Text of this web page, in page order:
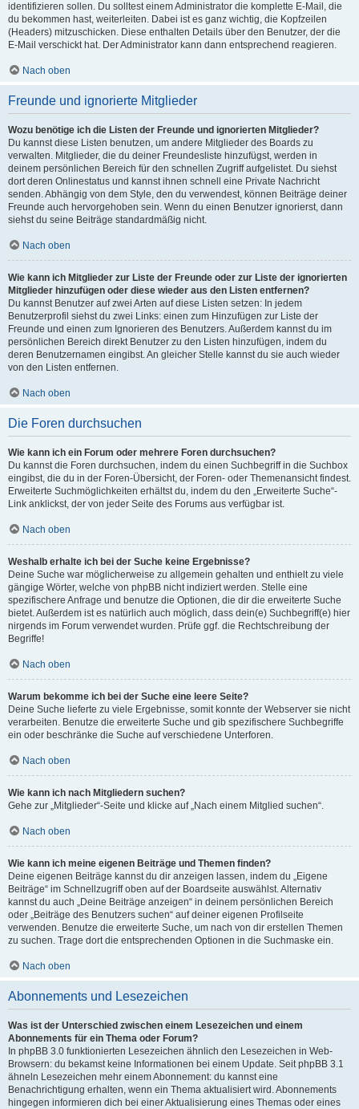
identifizieren sollen. Du solltest einem Administrator die komplette E-Mail, die
du bekommen hast, weiterleiten. Dabei ist es ganz wichtig, die Kopfzeilen
(Headers) mitzuschicken. Diese enthalten Details über den Benutzer, der die
E-Mail verschickt hat. Der Administrator kann dann entsprechend reagieren.
Nach oben
Freunde und ignorierte Mitglieder
Wozu benötige ich die Listen der Freunde und ignorierten Mitglieder?
Du kannst diese Listen benutzen, um andere Mitglieder des Boards zu
verwalten. Mitglieder, die du deiner Freundesliste hinzufügst, werden in
deinem persönlichen Bereich für den schnellen Zugriff aufgelistet. Du siehst
dort deren Onlinestatus und kannst ihnen schnell eine Private Nachricht
senden. Abhängig von dem Style, den du verwendest, können Beiträge deiner
Freunde auch hervorgehoben sein. Wenn du einen Benutzer ignorierst, dann
siehst du seine Beiträge standardmäßig nicht.
Nach oben
Wie kann ich Mitglieder zur Liste der Freunde oder zur Liste der ignorierten
Mitglieder hinzufügen oder diese wieder aus den Listen entfernen?
Du kannst Benutzer auf zwei Arten auf diese Listen setzen: In jedem
Benutzerprofil siehst du zwei Links: einen zum Hinzufügen zur Liste der
Freunde und einen zum Ignorieren des Benutzers. Außerdem kannst du im
persönlichen Bereich direkt Benutzer zu den Listen hinzufügen, indem du
deren Benutzernamen eingibst. An gleicher Stelle kannst du sie auch wieder
von den Listen entfernen.
Nach oben
Die Foren durchsuchen
Wie kann ich ein Forum oder mehrere Foren durchsuchen?
Du kannst die Foren durchsuchen, indem du einen Suchbegriff in die Suchbox
eingibst, die du in der Foren-Übersicht, der Foren- oder Themenansicht findest.
Erweiterte Suchmöglichkeiten erhältst du, indem du den „Erweiterte Suche“-
Link anklickst, der von jeder Seite des Forums aus verfügbar ist.
Nach oben
Weshalb erhalte ich bei der Suche keine Ergebnisse?
Deine Suche war möglicherweise zu allgemein gehalten und enthielt zu viele
gängige Wörter, welche von phpBB nicht indiziert werden. Stelle eine
spezifischere Anfrage und benutze die Optionen, die dir die erweiterte Suche
bietet. Außerdem ist es natürlich auch möglich, dass dein(e) Suchbegriff(e) hier
nirgends im Forum verwendet wurden. Prüfe ggf. die Rechtschreibung der
Begriffe!
Nach oben
Warum bekomme ich bei der Suche eine leere Seite?
Deine Suche lieferte zu viele Ergebnisse, somit konnte der Webserver sie nicht
verarbeiten. Benutze die erweiterte Suche und gib spezifischere Suchbegriffe
ein oder beschränke die Suche auf verschiedene Unterforen.
Nach oben
Wie kann ich nach Mitgliedern suchen?
Gehe zur „Mitglieder“-Seite und klicke auf „Nach einem Mitglied suchen“.
Nach oben
Wie kann ich meine eigenen Beiträge und Themen finden?
Deine eigenen Beiträge kannst du dir anzeigen lassen, indem du „Eigene
Beiträge“ im Schnellzugriff oben auf der Boardseite auswählst. Alternativ
kannst du auch „Deine Beiträge anzeigen“ in deinem persönlichen Bereich
oder „Beiträge des Benutzers suchen“ auf deiner eigenen Profilseite
verwenden. Benutze die erweiterte Suche, um nach von dir erstellen Themen
zu suchen. Trage dort die entsprechenden Optionen in die Suchmaske ein.
Nach oben
Abonnements und Lesezeichen
Was ist der Unterschied zwischen einem Lesezeichen und einem
Abonnements für ein Thema oder Forum?
In phpBB 3.0 funktionierten Lesezeichen ähnlich den Lesezeichen in Web-
Browsern: du bekamst keine Informationen bei einem Update. Seit phpBB 3.1
ähneln Lesezeichen mehr einem Abonnement: du kannst eine
Benachrichtigung erhalten, wenn ein Thema aktualisiert wird. Abonnements
hingegen informieren dich bei einer Aktualisierung eines Themas oder eines